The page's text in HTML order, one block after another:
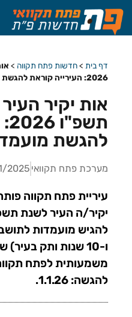
דף בית >חדשות פתח תקווה >
2026: העירייה קוראת להגשת מועמדים
אות יקיר
להגשת
מערכת פתח תקוואי 2025
עיריית פתח תקווה
ו-10 שנות ותק
משמעותית לפתח
להגשה: 1.1.26.